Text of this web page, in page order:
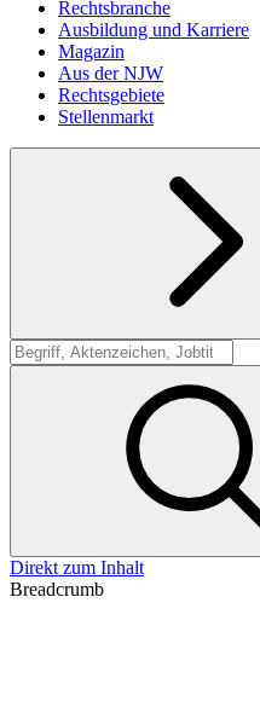
Rechtsbranche
Ausbildung und Karriere
Magazin
Aus der NJW
Rechtsgebiete
Stellenmarkt
Suche
Direkt zum Inhalt
Breadcrumb